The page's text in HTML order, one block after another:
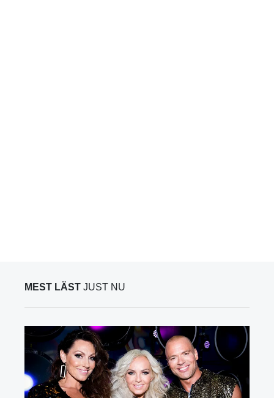
MEST LÄST JUST NU